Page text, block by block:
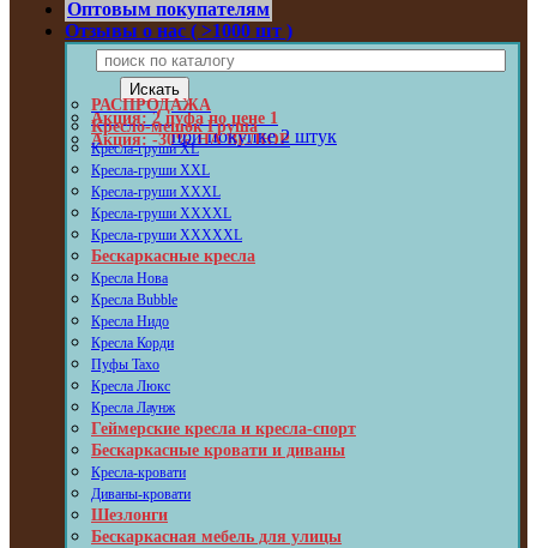
Оптовым покупателям
Отзывы о нас ( >1000 шт )
Акция: 2 пуфа по цене 1
Акция: -30% НА ВЕЛЮР
при покупке 2 штук
РАСПРОДАЖА
Кресло-мешок Груша
Кресла-груши XL
Кресла-груши XXL
Кресла-груши XXXL
Кресла-груши XXXXL
Кресла-груши XXXXXL
Бескаркасные кресла
Кресла Нова
Кресла Bubble
Кресла Нидо
Кресла Корди
Пуфы Taxo
Кресла Люкс
Кресла Лаунж
Геймерские кресла и кресла-спорт
Бескаркасные кровати и диваны
Кресла-кровати
Диваны-кровати
Шезлонги
Бескаркасная мебель для улицы